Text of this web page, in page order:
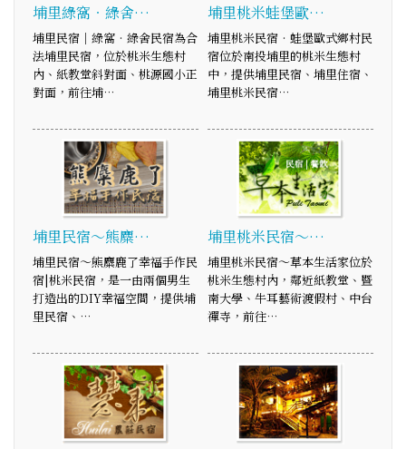
埔里綠窩‧綠舍…
埔里民宿│綠窩‧綠舍民宿為合
法埔里民宿，位於桃米生態村
內、紙教堂斜對面、桃源國小正
對面，前往埔…
埔里桃米蛙堡歐…
埔里桃米民宿‧蛙堡歐式鄉村民
宿位於南投埔里的桃米生態村
中，提供埔里民宿、埔里住宿、
埔里桃米民宿…
埔里民宿～熊麋…
埔里民宿～熊麋鹿了幸福手作民
宿|桃米民宿，是一由兩個男生
打造出的DIY幸福空間，提供埔
里民宿、…
埔里桃米民宿～…
埔里桃米民宿～草本生活家位於
桃米生態村內，鄰近紙教堂、暨
南大學、牛耳藝術渡假村、中台
禪寺，前往…